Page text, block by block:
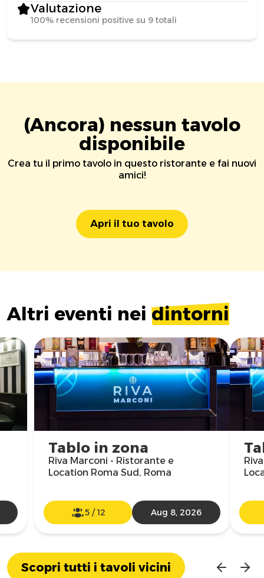
Valutazione
100% recensioni positive su 9 totali
(Ancora) nessun tavolo
disponibile
Crea tu il primo tavolo in questo ristorante e fai nuovi
amici!
Apri il tuo tavolo
Altri eventi nei dintorni
Tablo in zona
Riva Marconi - Ristorante e
Location Roma Sud, Roma
5/12 Aug 8, 2026
Scopri tutti i tavoli vicini